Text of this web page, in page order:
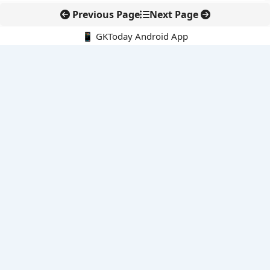
Previous Page Next Page
📱 GKToday Android App